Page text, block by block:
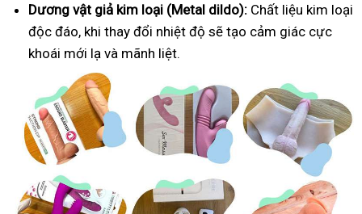
Dương vật giả kim loại (Metal dildo): Chất liệu kim loại
độc đáo, khi thay đổi nhiệt độ sẽ tạo cảm giác cực
khoái mới lạ và mãnh liệt.